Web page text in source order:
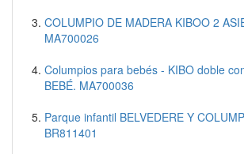
COLUMPIO DE MADERA KIBOO 2
MA700026
Columpios para bebés - KIBO doble
BEBÉ. MA700036
Parque infantil BELVEDERE Y
BR811401